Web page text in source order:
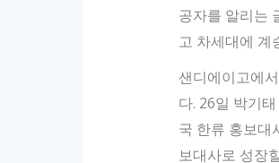
공자를 알리는
고 차세대에 계
샌디에이고에
다. 26일 박기
국 한류 홍보대
보대사로 성장